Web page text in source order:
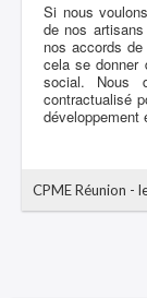
Si nous
de nos
nos accords
cela se donner
social. Nous
contractualisé
développement
CPME Réunion -